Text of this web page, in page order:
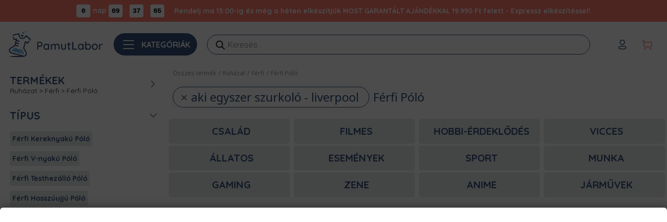
0 nap 09 : 37 : 05 Rendelj ma 13:00-ig és még a héten elkészítjük MOST GARANTÁLT AJÁNDÉKKAL 19.990 Ft felett - Expressz elkészítéssel!
KATEGÓRIÁK
Products
search
TERMÉKEK
Ruházat > Férfi > Férfi Póló
TÍPUS
Férfi Kereknyakú Póló
Férfi V-nyakú Póló
Férfi Testhezálló Póló
Férfi Hosszúujjú Póló
Összes termék / Ruházat / Férfi / Férfi Póló
aki egyszer szurkoló - liverpool Férfi Póló
CSALÁD FILMES HOBBI-ÉRDEKLŐDÉS VICCES
ÁLLATOS ESEMÉNYEK SPORT MUNKA
GAMING ZENE ANIME JÁRMŰVEK